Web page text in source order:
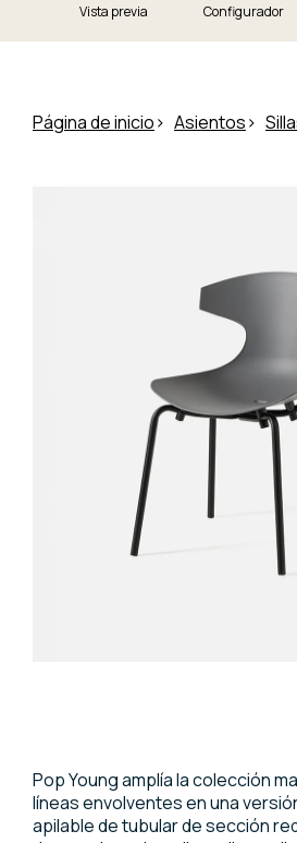
Vista previa Configurador
Página de inicio Asientos
Pop Young amplía la colección
líneas envolventes en una
apilable de tubular de sección